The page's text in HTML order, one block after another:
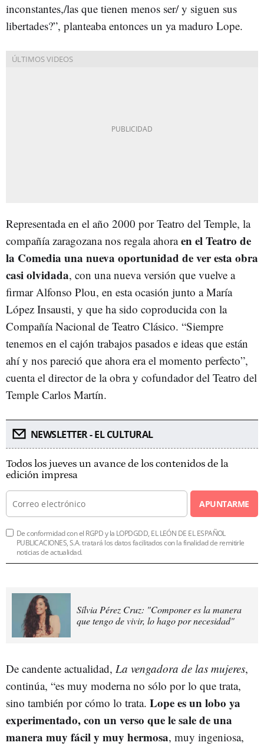
inconstantes,/las que tienen menos ser/ y siguen sus
libertades?”, planteaba entonces un ya maduro Lope.
Representada en el año 2000 por Teatro del Temple, la
compañía zaragozana nos regala ahoraen el Teatro de
la Comedia una nueva oportunidad de ver esta obra
casi olvidada, con una nueva versión que vuelve a
firmar Alfonso Plou, en esta ocasión junto a María
López Insausti, y que ha sido coproducida con la
Compañía Nacional de Teatro Clásico. “Siempre
tenemos en el cajón trabajos pasados e ideas que están
ahí y nos pareció que ahora era el momento perfecto”,
cuenta el director de la obra y cofundador del Teatro del
Temple Carlos Martín.
NEWSLETTER - EL CULTURAL
Todos los jueves un avance de los contenidos de la
edición impresa
APUNTARME
De conformidad con el RGPD y la LOPDGDD, EL LEÓN DE EL ESPAÑOL
PUBLICACIONES, S.A. tratará los datos facilitados con la finalidad de remitirle
noticias de actualidad.
Sílvia Pérez Cruz: "Componer es la manera
que tengo de vivir, lo hago por necesidad"
De candente actualidad, La vengadora de las mujeres,
continúa, “es muy moderna no sólo por lo que trata,
sino también por cómo lo trata. Lope es un lobo ya
experimentado, con un verso que le sale de una
manera muy fácil y muy hermosa, muy ingeniosa,